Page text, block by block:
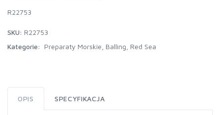
R22753
SKU: R22753
Kategorie:
Preparaty Morskie Balling Red Sea
OPIS SPECYFIKACJA